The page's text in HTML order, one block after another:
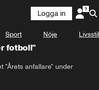
Logga in
Sport Nöje Livsstil
fotboll"
"Årets anfallare" under